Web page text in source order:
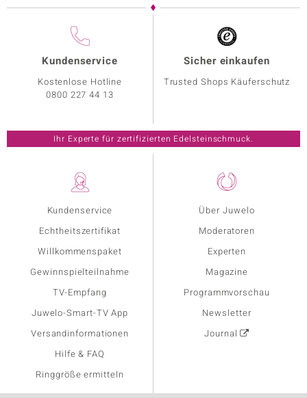
Kundenservice
Echtheitszertifikat
Willkommenspaket
Gewinnspielteilnahme
TV-Empfang
Juwelo-Smart-TV App
Versandinformationen
Hilfe & FAQ
Ringgröße ermitteln
Über Juwelo
Moderatoren
Experten
Magazine
Programmvorschau
Newsletter
Journal
Kundenservice
Kostenlose Hotline
0800 227 44 13
Sicher einkaufen
Trusted Shops Käuferschutz
Ihr Experte für zertifizierten Edelsteinschmuck.